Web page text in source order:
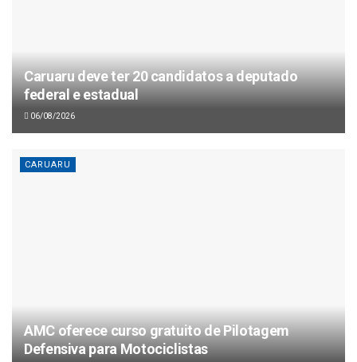
Caruaru deve ter 20 candidatos a deputado
federal e estadual
06/08/2026
CARUARU
AMC oferece curso gratuito de Pilotagem
Defensiva para Motociclistas